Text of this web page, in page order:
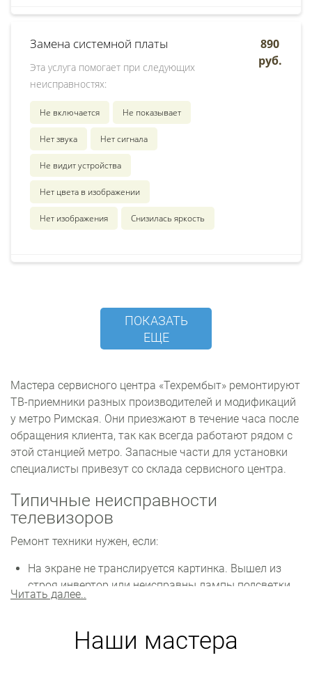
Замена системной платы
Эта услуга помогает при следующих
неисправностях:
Не включается Не показывает
Нет звука Нет сигнала
Не видит устройства
Нет цвета в изображении
Нет изображения Снизилась яркость
890
руб.
ПОКАЗАТЬ
ЕЩЕ
Мастера сервисного центра «Техрембыт» ремонтируют
ТВ-приемники разных производителей и модификаций
у метро Римская. Они приезжают в течение часа после
обращения клиента, так как всегда работают рядом с
этой станцией метро. Запасные части для установки
специалисты привезут со склада сервисного центра.
Типичные неисправности
телевизоров
Ремонт техники нужен, если:
На экране не транслируется картинка. Вышел из
строя инвертор или неисправны лампы подсветки.
Детали нужно заменить.
проблемы с программным обеспечением.
Необходимо переустанавливать или обновлять
Читать далее..
Наши мастера